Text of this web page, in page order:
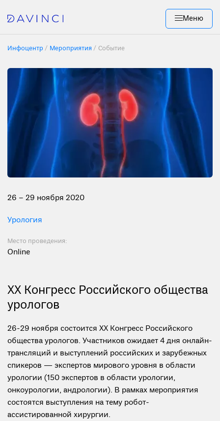
Меню
Инфоцентр Мероприятия Событие
26 – 29 ноября 2020
Урология
Место проведения:
Online
ХХ Конгресс Российского общества
урологов
26-29 ноября состоится ХХ Конгресс Российского
общества урологов. Участников ожидает 4 дня онлайн-
трансляций и выступлений российских и зарубежных
спикеров — экспертов мирового уровня в области
урологии (150 экспертов в области урологии,
онкоурологии, андрологии). В рамках мероприятия
состоятся выступления на тему робот-
ассистированной хирургии.